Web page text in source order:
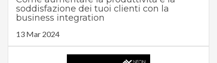
soddisfazione dei tuoi clienti con la
business integration
13 Mar 2024